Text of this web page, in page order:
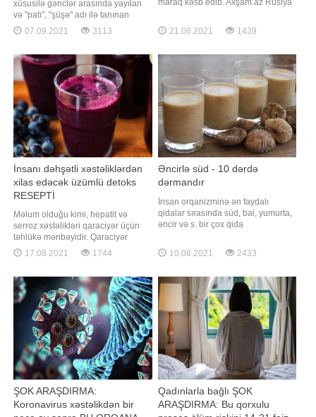
xüsusilə gənclər arasında yayılan
və "patı", "şüşə" adı ilə tanınan
metamfetamin digər narkotik
vasitələrdən nə ilə fərqlənir? Eyni
müalicəsi nə dərəcədə
mümkündür?. xəbər verir ki, Bakı
Şəhər Narkoloji Mərkəzi
07.09.2021 3113
dietoloqların arıqlama üsulunu
təqdim edir:. Ekspert-dietoloq Yuliya
Doğru səhər yeməyi - 5 kq. arıqladır.
"Sağlam bəslənməyə çalışıram.
Amm
21.08.2021 1439
İnsanı dəhşətli xəstəliklərdən
xilas edəcək üzümlü detoks
RESEPTİ
Məlum olduğu kimi, hepatit və
serroz xəstəlikləri qaraciyər üçün
təhlükə mənbəyidir. Qaraciyər
xərçənginə yoluxduğunuzu isə bir
çox simptomlar vasitəsilə öyrənə
qaraciyər xəstəliyinin ilkin əlaməti
dəridəki rəng dəyişimidir. Bu zaman
dəri sarımtıl rəngə bürünür
17.08.2021 1744
Əncirlə süd - 10 dərdə
dərmandır
İnsan orqanizminə ən faydalı
qidalar sırasında süd, bal, yumurta,
əncir və s. bir çox qida
Ayrı-ayrılıqda onların hər biri insan
orqanizmini lazımı vitaminlərlə
inanılmaz faydalarını bilirdinizmi?.
xəbər verir ki, əncirin insan
sağlamlığın
10.08.2021 2433
ŞOK ARAŞDIRMA:
Koronavirus xəstəlikdən bir
Qadınlarla bağlı ŞOK
ARAŞDIRMA: Bu qorxulu